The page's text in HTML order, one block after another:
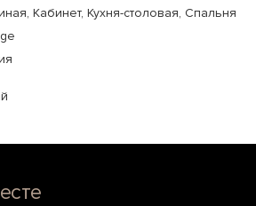
Кабинет, Кухня-столовая, Спальня